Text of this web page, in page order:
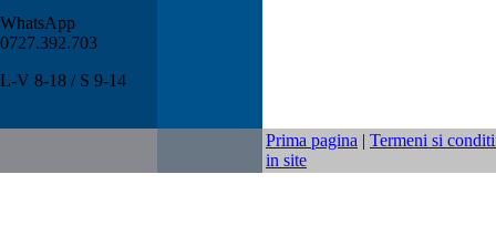
WhatsApp
0727.392.703
L-V 8-18 / S 9-14
Prima pagina | Termeni si
in site